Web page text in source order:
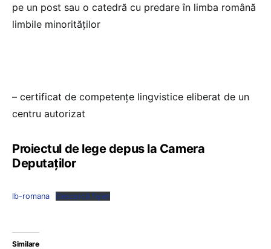
pe un post sau o catedră cu predare în limba română
limbile minorităților
– certificat de competențe lingvistice eliberat de un
centru autorizat
Proiectul de lege depus la Camera
Deputaților
lb-romana Descarcă fișier
Similare